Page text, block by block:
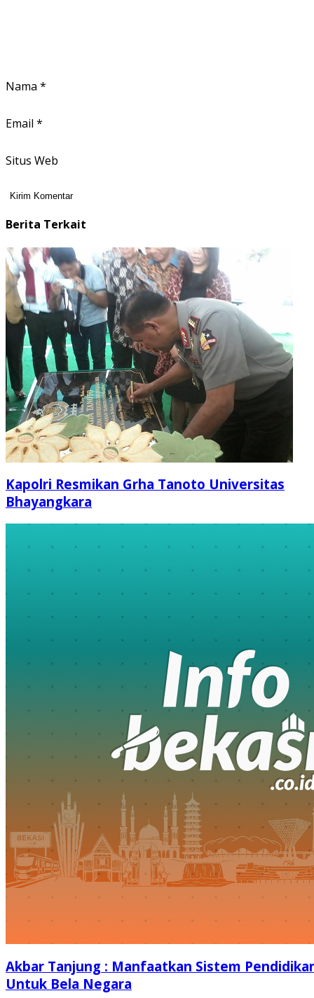
Nama *
Email *
Situs Web
Berita Terkait
Kapolri Resmikan Grha Tanoto Universitas
Bhayangkara
Akbar Tanjung : Manfaatkan Sistem
Untuk Bela Negara